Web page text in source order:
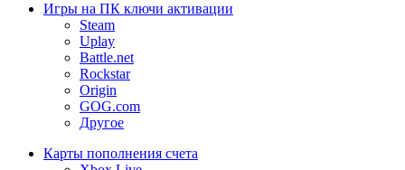
Игры на ПК ключи активации
Steam
Uplay
Battle.net
Rockstar
Origin
GOG.com
Другое
Карты пополнения счета